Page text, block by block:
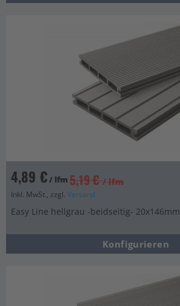
4,89 €/ lfm 5,19 € / lfm
Inkl. MwSt., zzgl. Versand
Easy Line hellgrau -beidseitig- 20x146mm
Konfigurieren